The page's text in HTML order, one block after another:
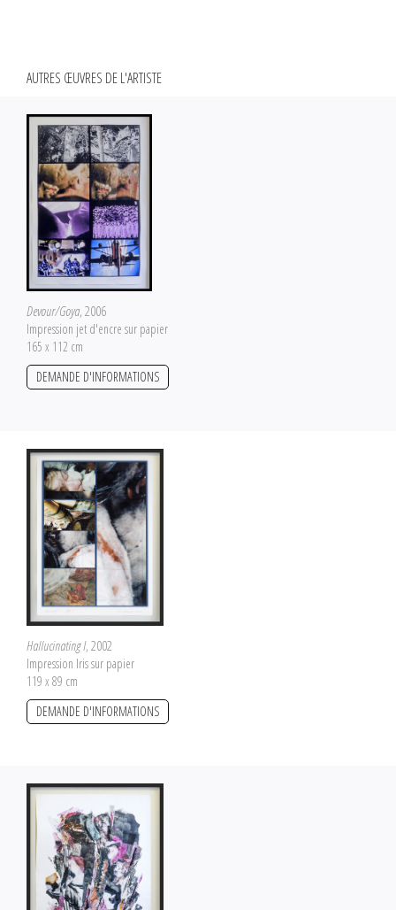
AUTRES ŒUVRES DE L'ARTISTE
Devour/Goya, 2006
Impression jet d'encre sur papier
165 x 112 cm
DEMANDE D'INFORMATIONS
Hallucinating I, 2002
Impression Iris sur papier
119 x 89 cm
DEMANDE D'INFORMATIONS